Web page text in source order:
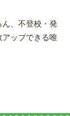
、不登校・発
ップできる唯